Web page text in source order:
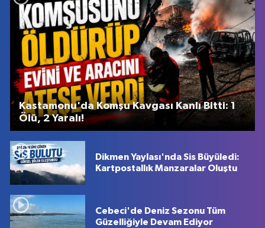
Kastamonu'da Komşu Kavgası Kanlı Bitti: 1
Ölü, 2 Yaralı!
Dikmen Yaylası'nda Sis Büyüledi:
Kartpostallık Manzaralar Oluştu
Cebeci'de Deniz Sezonu Tüm
Güzelliğiyle Devam Ediyor